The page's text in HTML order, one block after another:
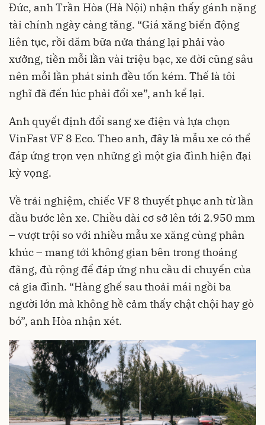
Đức, anh Trần Hòa (Hà Nội) nhận thấy gánh nặng
tài chính ngày càng tăng. “Giá xăng biến động
liên tục, rồi dăm bữa nửa tháng lại phải vào
xưởng, tiền mỗi lần vài triệu bạc, xe đời cũng sâu
nên mỗi lần phát sinh đều tốn kém. Thế là tôi
nghĩ đã đến lúc phải đổi xe”, anh kể lại.
Anh quyết định đổi sang xe điện và lựa chọn
VinFast VF 8 Eco. Theo anh, đây là mẫu xe có thể
đáp ứng trọn vẹn những gì một gia đình hiện đại
kỳ vọng.
Về trải nghiệm, chiếc VF 8 thuyết phục anh từ lần
đầu bước lên xe. Chiều dài cơ sở lên tới 2.950 mm
– vượt trội so với nhiều mẫu xe xăng cùng phân
khúc – mang tới không gian bên trong thoáng
đãng, đủ rộng để đáp ứng nhu cầu di chuyển của
cả gia đình. “Hàng ghế sau thoải mái ngồi ba
người lớn mà không hề cảm thấy chật chội hay gò
bó”, anh Hòa nhận xét.